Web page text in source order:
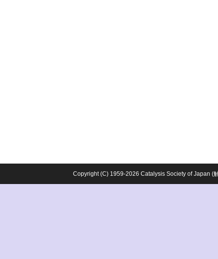
Copyright (C) 1959-2026 Catalysis Society of Japan (